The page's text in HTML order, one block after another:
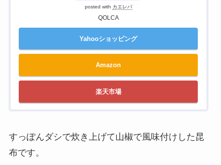
posted with カエレバ
QOLCA
Yahooショッピング
Amazon
楽天市場
すっぽんダシで炊き上げて山椒で風味付けした昆
布です。